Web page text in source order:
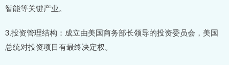
智能等关键产业。
3.投资管理结构：成立由美国商务部长领导的投资委员会，美国
总统对投资项目有最终决定权。